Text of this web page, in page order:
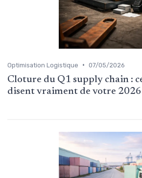
Optimisation Logistique • 07/05/2026
Cloture du Q1 supply chain :
disent vraiment de votre 2026